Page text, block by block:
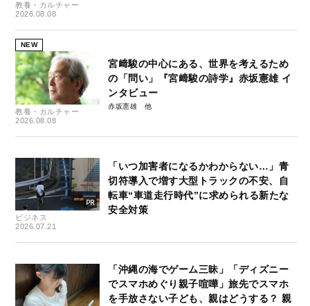
教養・カルチャー
2026.08.08
NEW
教養・カルチャー
2026.08.08
宮﨑駿の中心にある、世界を考えるため
の「問い」『宮﨑駿の詩学』赤坂憲雄 イ
ンタビュー
赤坂憲雄
ビジネス
2026.07.21
「いつ加害者になるかわからない…」青
切符導入で増す大型トラックの不安、自
転車“車道走行時代”に求められる新たな
安全対策
「沖縄の海でゲーム三昧」「ディズニー
でスマホめぐり親子喧嘩」旅先でスマホ
を手放さない子ども、親はどうする？ 親